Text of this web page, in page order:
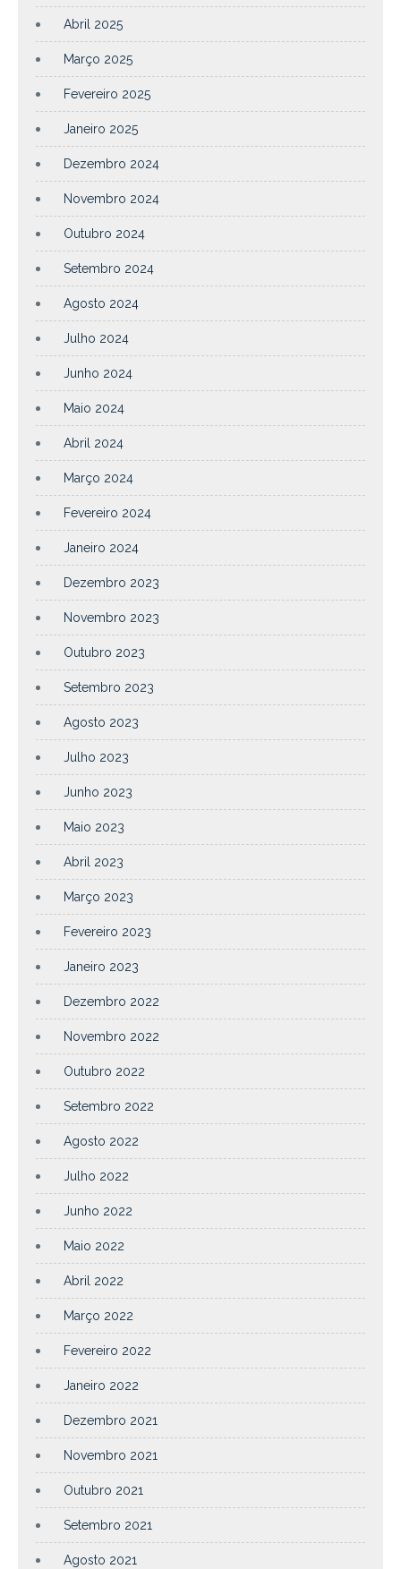
Abril 2025
Março 2025
Fevereiro 2025
Janeiro 2025
Dezembro 2024
Novembro 2024
Outubro 2024
Setembro 2024
Agosto 2024
Julho 2024
Junho 2024
Maio 2024
Abril 2024
Março 2024
Fevereiro 2024
Janeiro 2024
Dezembro 2023
Novembro 2023
Outubro 2023
Setembro 2023
Agosto 2023
Julho 2023
Junho 2023
Maio 2023
Abril 2023
Março 2023
Fevereiro 2023
Janeiro 2023
Dezembro 2022
Novembro 2022
Outubro 2022
Setembro 2022
Agosto 2022
Julho 2022
Junho 2022
Maio 2022
Abril 2022
Março 2022
Fevereiro 2022
Janeiro 2022
Dezembro 2021
Novembro 2021
Outubro 2021
Setembro 2021
Agosto 2021